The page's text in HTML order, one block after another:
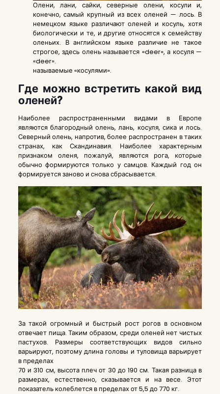
Олени, лани, сайки, северные олени, косули и,
конечно, самый крупный из всех оленей — лось. В
немецком языке различают оленей и косуль, хотя
биологически и те, и другие относятся к семейству
оленьих. В английском языке различие не такое
строгое, здесь олень называется «deer», а косуля —
«deer».
называемые «косулями».
Где можно встретить какой вид
оленей?
Наиболее распространенными видами в Европе
являются благородный олень, лань, косуля, сика и лось.
Северный олень, напротив, более распространен в таких
странах, как Скандинавия. Наиболее характерным
признаком оленя, пожалуй, являются рога, которые
обычно формируются только у самцов. Каждый год он
формируется заново и снова сбрасывается.
За такой огромный и быстрый рост рогов в основном
отвечает пища. Таким образом, среди оленей нет чистых
пастухов. Размеры соответствующих видов сильно
варьируют, поэтому длина головы и туловища варьирует
в пределах
70 и 310 см, высота плеч от 30 до 190 см. Такая разница в
размерах, естественно, сказывается и на весе. Этот
показатель колеблется в пределах от 5,5 до 770 кг.